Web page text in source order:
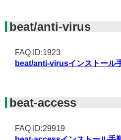
beat/anti-virus
FAQ ID:1923
beat/anti-virusインストール
beat-access
FAQ ID:29919